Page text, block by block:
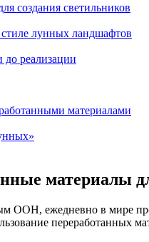
создания светильников
лунных ландшафтов
до реализации
материалами
материалы
ООН, ежедневно в мире
переработанных